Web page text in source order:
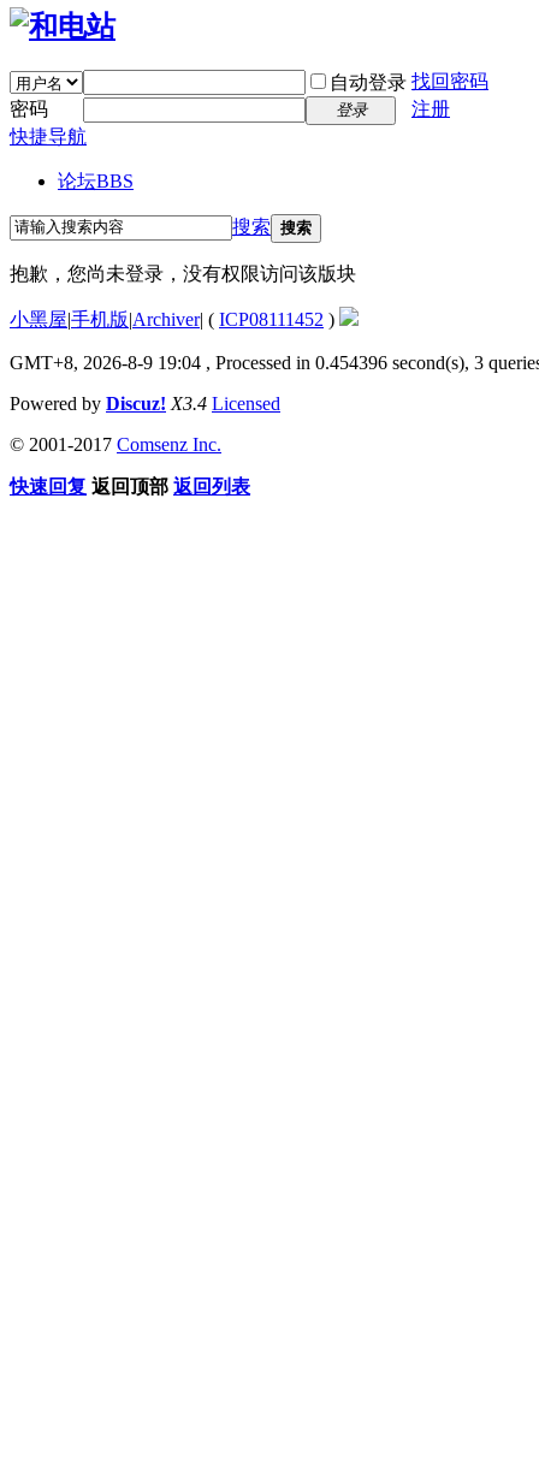
自动登录 找回密码
密码
登录
注册
快捷导航
论坛BBS
搜索 搜索
抱歉，您尚未登录，没有权限访问该版块
小黑屋|手机版|Archiver| ( ICP08111452 )
GMT+8, 2026-8-9 19:04 , Processed in 0.454396 second(s), 3
Powered by Discuz! X3.4 Licensed
© 2001-2017 Comsenz Inc.
快速回复 返回顶部 返回列表